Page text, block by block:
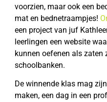
voorzien, maar ook een
mat en bednetraampjes!
een project van juf
leerlingen een website
kunnen oefenen als zaten
schoolbanken.
De winnende klas mag
maken, een dag in een